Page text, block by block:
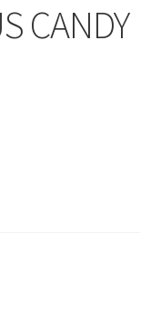
CANDY